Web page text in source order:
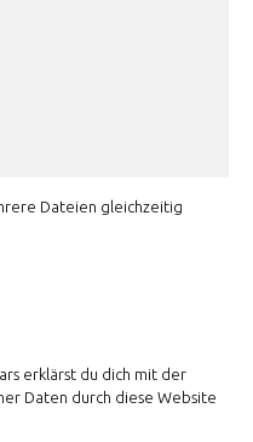
Dateien gleichzeitig
erklärst du dich mit der
Daten durch diese Website